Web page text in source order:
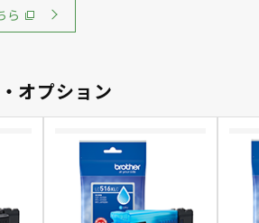
ら
オプション